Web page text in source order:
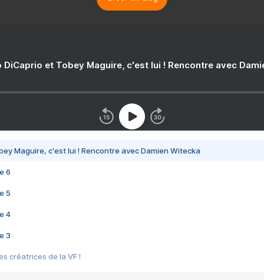
DiCaprio et Tobey Maguire, c'est lui ! Rencontre avec
Maguire, c'est lui ! Rencontre avec Damien Witecka
6
5
4
3
créatrices de la VF !